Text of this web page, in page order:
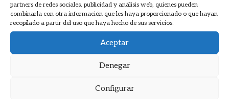
partners de redes sociales, publicidad y análisis web, quienes pueden
combinarla con otra información que les haya proporcionado o que hayan
recopilado a partir del uso que haya hecho de sus servicios.
Aceptar
Denegar
Configurar
joyas gastronómicas que se han puesto al día
para que nos salgan perfectas. Un homenaje a la
riqueza y variedad de la cocina murciana
recorriendo sus localidades costeras, con guisos
marineros, pescados, calderos y sopas, pasando
gachas, gazpachos y sémolas…, sin olvidar la